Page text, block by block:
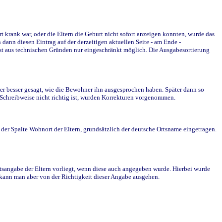
war, oder die Eltern die Geburt nicht sofort anzeigen konnten, wurde das
diesen Eintrag auf der derzeitigen aktuellen Seite - am Ende -
technischen Gründen nur eingeschränkt möglich. Die Ausgabesortierung
gesagt, wie die Bewohner ihn ausgesprochen haben. Später dann so
nicht richtig ist, wurden Korrekturen vorgenommen.
Spalte Wohnort der Eltern, grundsätzlich der deutsche Ortsname eingetragen.
der Eltern vorliegt, wenn diese auch angegeben wurde. Hierbei wurde
man aber von der Richtigkeit dieser Angabe ausgehen.